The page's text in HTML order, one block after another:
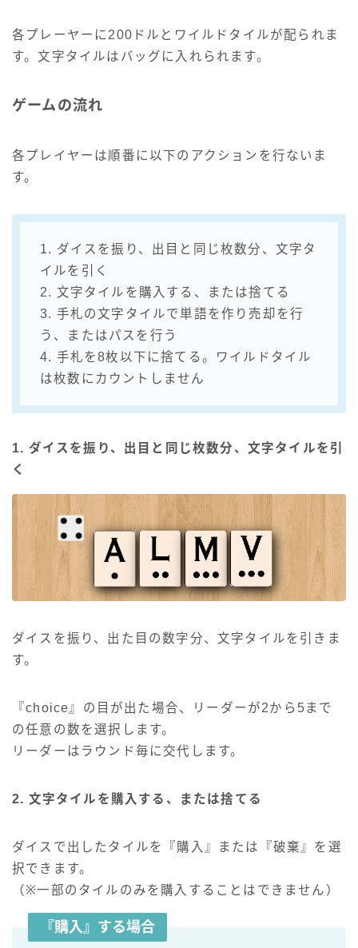
各プレーヤーに200ドルとワイルドタイルが配られま
す。文字タイルはバッグに入れられます。
ゲームの流れ
各プレイヤーは順番に以下のアクションを行ないま
す。
1. ダイスを振り、出目と同じ枚数分、文字タ
イルを引く
2. 文字タイルを購入する、または捨てる
3. 手札の文字タイルで単語を作り売却を行
う、またはパスを行う
4. 手札を8枚以下に捨てる。ワイルドタイル
は枚数にカウントしません
1. ダイスを振り、出目と同じ枚数分、文字タイルを引
く
ダイスを振り、出た目の数字分、文字タイルを引きま
す。
『choice』の目が出た場合、リーダーが2から5まで
の任意の数を選択します。
リーダーはラウンド毎に交代します。
2. 文字タイルを購入する、または捨てる
ダイスで出したタイルを『購入』または『破棄』を選
択できます。
（※一部のタイルのみを購入することはできません）
『購入』する場合